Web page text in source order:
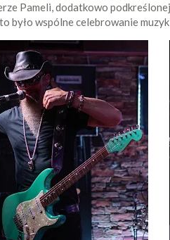
Pameli, dodatkowo
było wspólne celebrowanie